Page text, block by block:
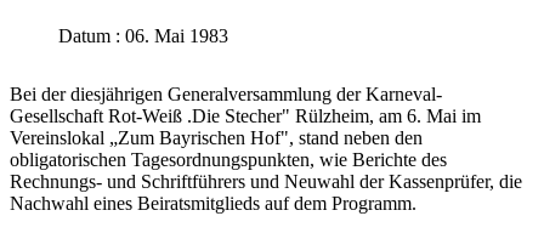
Datum : 06. Mai 1983
Bei der diesjährigen Generalversammlung der Karneval-
Gesellschaft Rot-Weiß .Die Stecher" Rülzheim, am 6. Mai im
Vereinslokal „Zum Bayrischen Hof", stand neben den
obligatorischen Tagesordnungspunkten, wie Berichte des
Rechnungs- und Schriftführers und Neuwahl der Kassenprüfer, die
Nachwahl eines Beiratsmitglieds auf dem Programm.